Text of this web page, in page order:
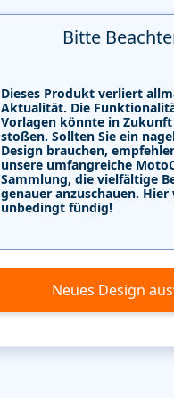
Bitte
Dieses Produkt verliert
Aktualität. Die
Vorlagen könnte in Zukunft
stoßen. Sollten Sie ein
Design brauchen,
unsere umfangreiche
Sammlung, die vielfältige
genauer anzuschauen. Hier
unbedingt fündig!
Neues Design